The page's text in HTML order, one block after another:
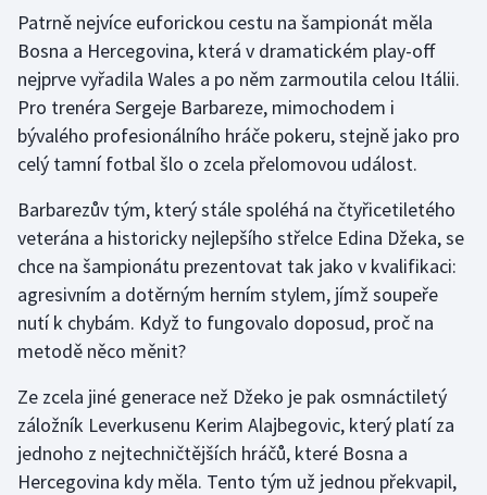
Parasport
Plavání
Plážový volejbal
Ragby
Rychlobruslení
Rychlostní kanoistika
Short track
Sportovní střelba
Stolní tenis
Patrně nejvíce euforickou cestu na šampionát měla
Bosna a Hercegovina, která v dramatickém play-off
nejprve vyřadila Wales a po něm zarmoutila celou Itálii.
Pro trenéra Sergeje Barbareze, mimochodem i
bývalého profesionálního hráče pokeru, stejně jako pro
celý tamní fotbal šlo o zcela přelomovou událost.
Barbarezův tým, který stále spoléhá na čtyřicetiletého
veterána a historicky nejlepšího střelce Edina Džeka, se
chce na šampionátu prezentovat tak jako v kvalifikaci:
agresivním a dotěrným herním stylem, jímž soupeře
nutí k chybám. Když to fungovalo doposud, proč na
metodě něco měnit?
Ze zcela jiné generace než Džeko je pak osmnáctiletý
záložník Leverkusenu Kerim Alajbegovic, který platí za
jednoho z nejtechničtějších hráčů, které Bosna a
Hercegovina kdy měla. Tento tým už jednou překvapil,